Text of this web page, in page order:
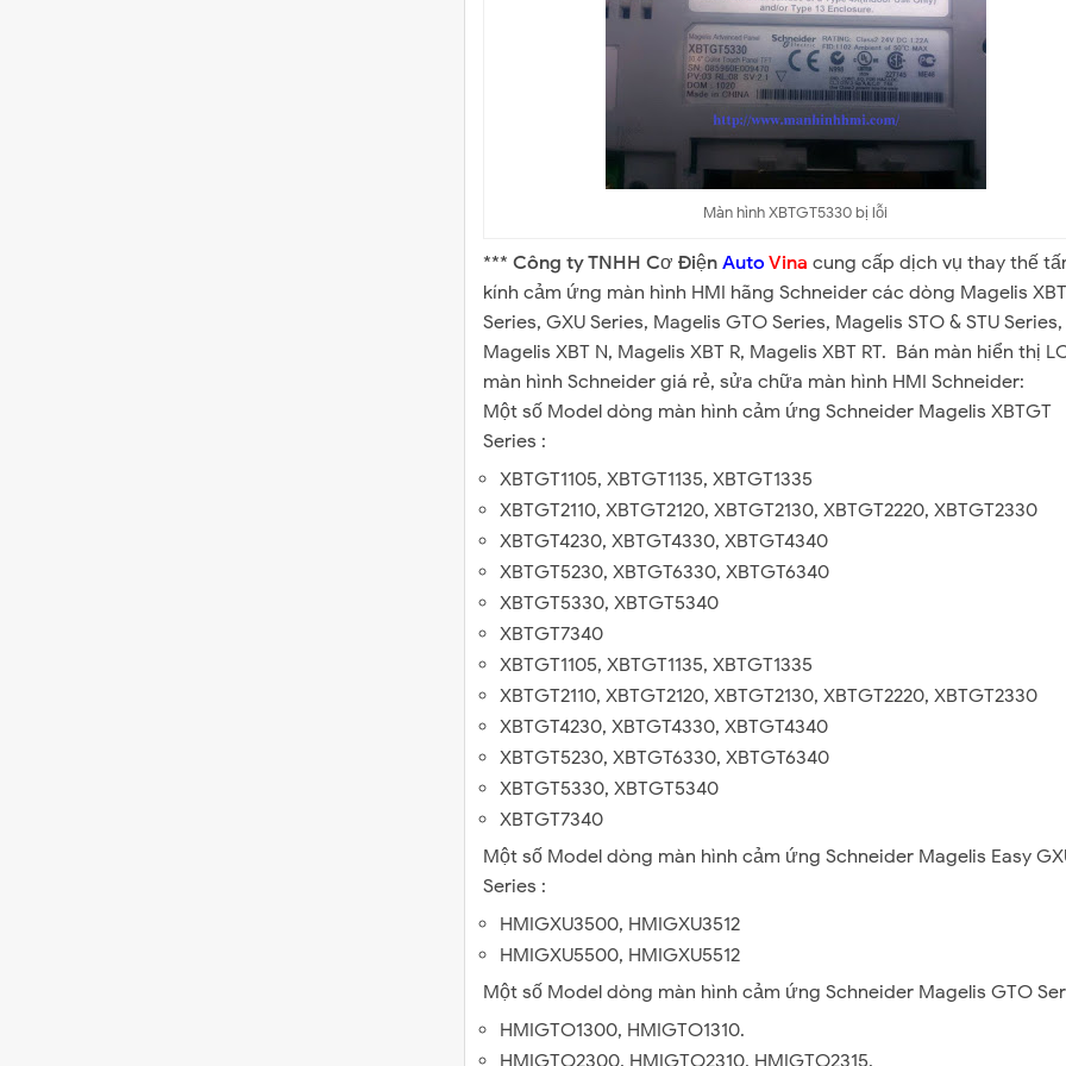
Màn hình XBTGT5330 bị lỗi
*** Công ty TNHH Cơ Điện Auto Vina cung cấp dịch vụ thay thế
kính cảm ứng màn hình HMI hãng Schneider các dòng Magelis
Series, GXU Series, Magelis GTO Series, Magelis STO & STU Series,
Magelis XBT N, Magelis XBT R, Magelis XBT RT. Bán màn hiển thị
màn hình Schneider giá rẻ, sửa chữa màn hình HMI Schneider:
Một số Model dòng màn hình cảm ứng Schneider Magelis XBTGT
Series :
XBTGT1105, XBTGT1135, XBTGT1335
XBTGT2110, XBTGT2120, XBTGT2130, XBTGT2220, XBTGT2330
XBTGT4230, XBTGT4330, XBTGT4340
XBTGT5230, XBTGT6330, XBTGT6340
XBTGT5330, XBTGT5340
XBTGT7340
XBTGT1105, XBTGT1135, XBTGT1335
XBTGT2110, XBTGT2120, XBTGT2130, XBTGT2220, XBTGT2330
XBTGT4230, XBTGT4330, XBTGT4340
XBTGT5230, XBTGT6330, XBTGT6340
XBTGT5330, XBTGT5340
XBTGT7340
Một số Model dòng màn hình cảm ứng Schneider Magelis Easy
Series :
HMIGXU3500, HMIGXU3512
HMIGXU5500, HMIGXU5512
Một số Model dòng màn hình cảm ứng Schneider Magelis GTO
HMIGTO1300, HMIGTO1310.